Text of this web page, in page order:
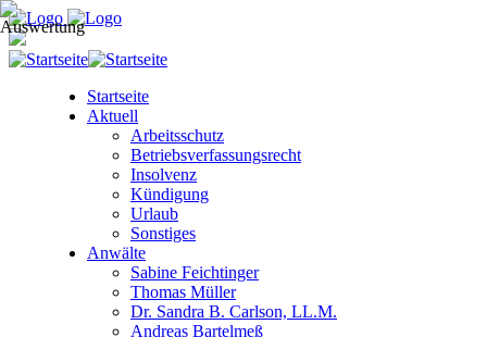
Startseite
Aktuell
Arbeitsschutz
Betriebsverfassungsrecht
Insolvenz
Kündigung
Urlaub
Sonstiges
Anwälte
Sabine Feichtinger
Thomas Müller
Dr. Sandra B. Carlson, LL.M.
Andreas Bartelmeß